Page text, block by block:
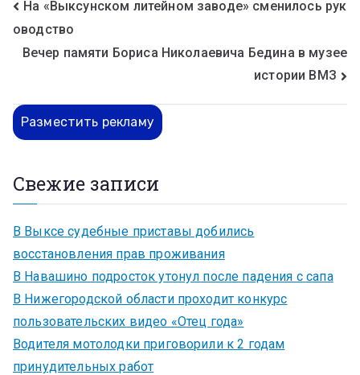
На «Выксунском литейном заводе» сменилось рук
оводство
Вечер памяти Бориса Николаевича Бедина в музее
истории ВМЗ
Разместить рекламу
Свежие записи
В Выксе судебные приставы добились
восстановления прав проживания
В Навашино подросток утонул после падения с сапа
В Нижегородской области проходит конкурс
пользовательских видео «Отец года»
Водителя мотолодки приговорили к 2 годам
принудительных работ